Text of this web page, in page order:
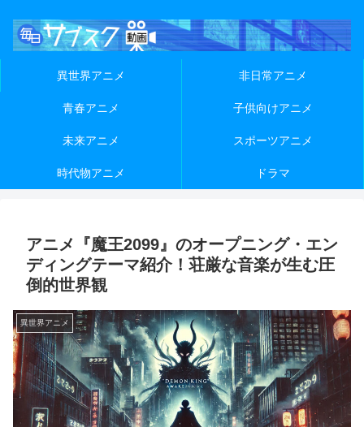
異世界アニメ 非日常アニメ
青春アニメ 子供向けアニメ
未来アニメ スポーツアニメ
時代物アニメ ドラマ
アニメ『魔王2099』のオープニング・エン
ディングテーマ紹介！荘厳な音楽が生む圧
倒的世界観
異世界アニメ